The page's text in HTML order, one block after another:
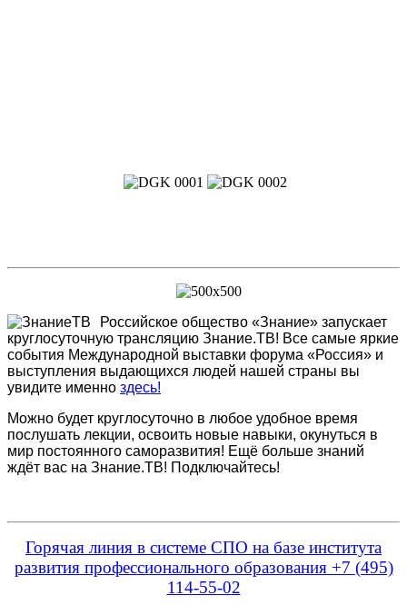
Российское общество «Знание» запускает
круглосуточную трансляцию Знание.ТВ! Все самые яркие
события Международной выставки форума «Россия» и
выступления выдающихся людей нашей страны вы
увидите именно здесь!
Можно будет круглосуточно в любое удобное время
послушать лекции, освоить новые навыки, окунуться в
мир постоянного саморазвития! Ещё больше знаний
ждёт вас на Знание.ТВ! Подключайтесь!
Горячая линия в системе СПО на базе института
развития профессионального образования +7 (495)
114-55-02